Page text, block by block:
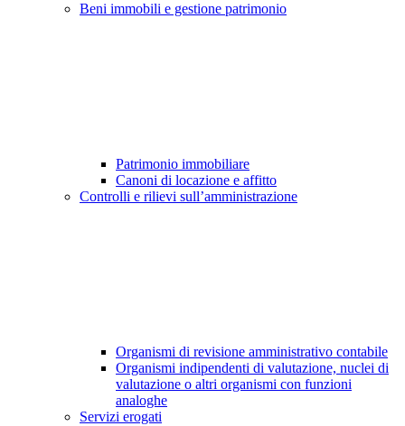
Beni immobili e gestione patrimonio
Patrimonio immobiliare
Canoni di locazione e affitto
Controlli e rilievi sull’amministrazione
Organismi di revisione amministrativo contabile
Organismi indipendenti di valutazione, nuclei di
valutazione o altri organismi con funzioni
analoghe
Servizi erogati